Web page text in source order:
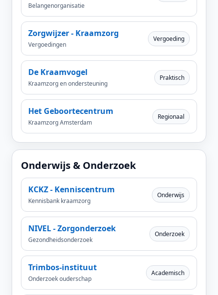
Belangenorganisatie
Zorgwijzer - Kraamzorg
Vergoedingen
Vergoeding
De Kraamvogel
Kraamzorg en ondersteuning
Praktisch
Het Geboortecentrum
Kraamzorg Amsterdam
Regionaal
Onderwijs & Onderzoek
KCKZ - Kenniscentrum
Kennisbank kraamzorg
Onderwijs
NIVEL - Zorgonderzoek
Gezondheids­onderzoek
Onderzoek
Trimbos-instituut
Onderzoek ouderschap
Academisch